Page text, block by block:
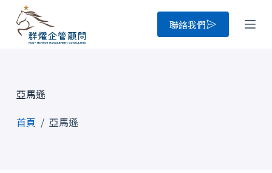
跳
至
容
聯絡我們
亞馬遜
首頁 / 亞馬遜